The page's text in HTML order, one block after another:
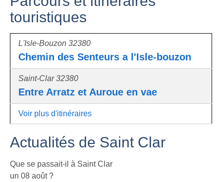
touristiques
L'Isle-Bouzon 32380
Chemin des Senteurs a l'Isle-bouzon
Saint-Clar 32380
Entre Arratz et Auroue en vae
Voir plus d'itinéraires
Actualités de Saint Clar
Que se passait-il à Saint Clar
un 08 août ?